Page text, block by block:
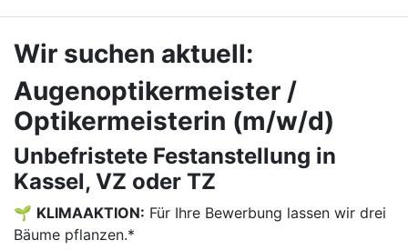
Wir suchen aktuell:
Augenoptikermeister /
Optikermeisterin (m/w/d)
Unbefristete Festanstellung in
Kassel, VZ oder TZ
🌱 KLIMAAKTION: Für Ihre Bewerbung lassen wir drei
Bäume pflanzen.*